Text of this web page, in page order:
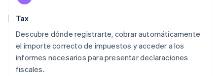
Tax
Descubre dónde registrarte, cobrar automáticamente
el importe correcto de impuestos y acceder a los
informes necesarios para presentar declaraciones
fiscales.
Malasia
English
México
Español
Noruega
English